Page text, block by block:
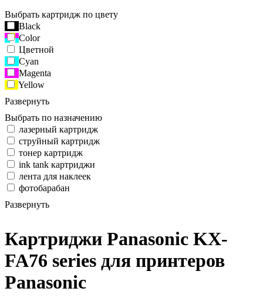
Выбрать картридж по цвету
Black
Color
Цветной
Cyan
Magenta
Yellow
Развернуть
Выбрать по назначению
лазерный картридж
струйный картридж
тонер картридж
ink tank картриджи
лента для наклеек
фотобарабан
Развернуть
Картриджи Panasonic KX-
FA76 series для принтеров
Panasonic